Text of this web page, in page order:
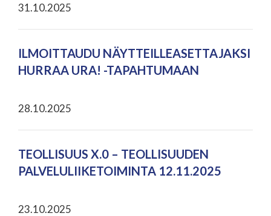
31.10.2025
ILMOITTAUDU NÄYTTEILLEASETTAJAKSI
HURRAA URA! -TAPAHTUMAAN
28.10.2025
TEOLLISUUS X.0 – TEOLLISUUDEN
PALVELULIIKETOIMINTA 12.11.2025
23.10.2025